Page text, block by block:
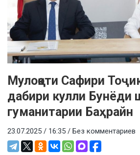
Мулоқоти Сафири
дабири кулли Бунёди
гуманитарии Баҳрайн
23.07.2025 / 16:35 / Без комментариев